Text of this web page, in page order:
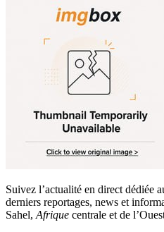
Suivez l’actualité en direct dédiée
derniers reportages, news et
Sahel, Afrique centrale et de